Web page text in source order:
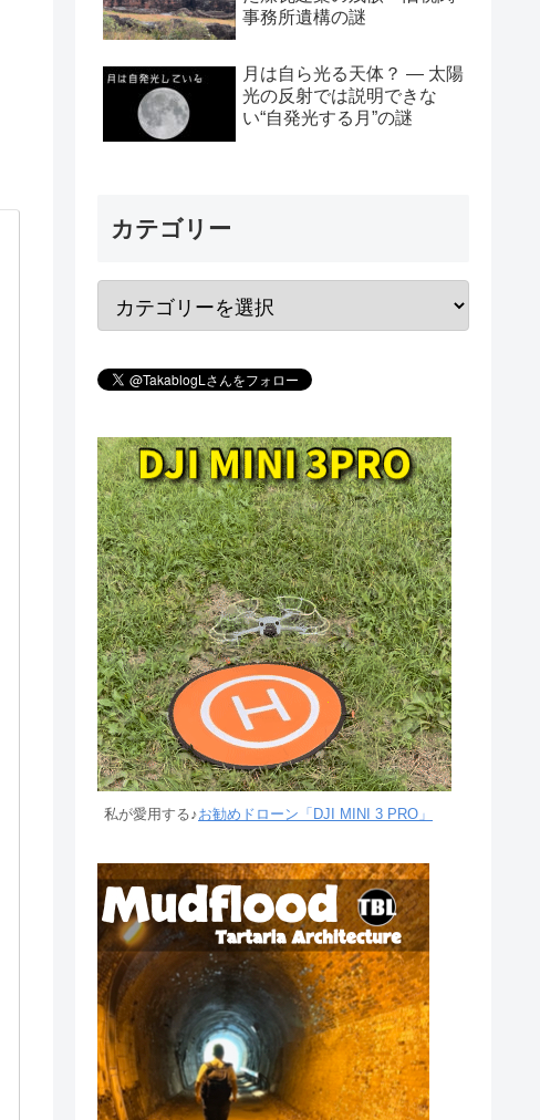
事務所遺構の謎
月は自ら光る天体？ ― 太陽
光の反射では説明できな
い“自発光する月”の謎
カテゴリー
私が愛用する♪お勧めドローン「DJI MINI 3 PRO」